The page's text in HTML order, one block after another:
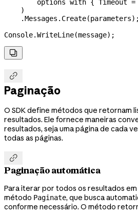
        options
with { Timeout =
    )
    .
Messages . Create(parameters);
Console.WriteLine(message);


Paginação
O SDK define métodos que retornam
resultados. Ele fornece maneiras
resultados, seja uma página de cada
todas as páginas.

Paginação automática
Para iterar por todos os resultados em
método Paginate, que busca
conforme necessário. O método